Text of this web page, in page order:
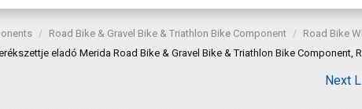
Road Bike & Gravel Bike & Triathlon Bike Component
Road Bike
eladó Merida Road Bike & Gravel Bike & Triathlon Bike Component,
Next